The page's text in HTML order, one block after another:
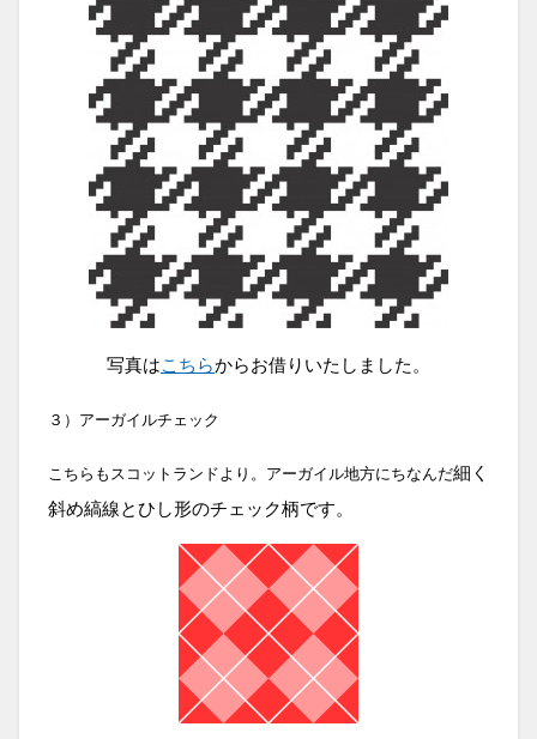
写真はこちらからお借りいたしました。
３）アーガイルチェック
こちらもスコットランドより。アーガイル地方にちなんだ細く
斜め縞線とひし形のチェック柄です。